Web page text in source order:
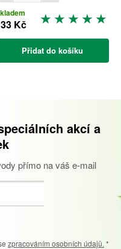
Kč
Přidat do košíku
akcí a
přímo na váš e-mail
zpracováním osobních údajů. *